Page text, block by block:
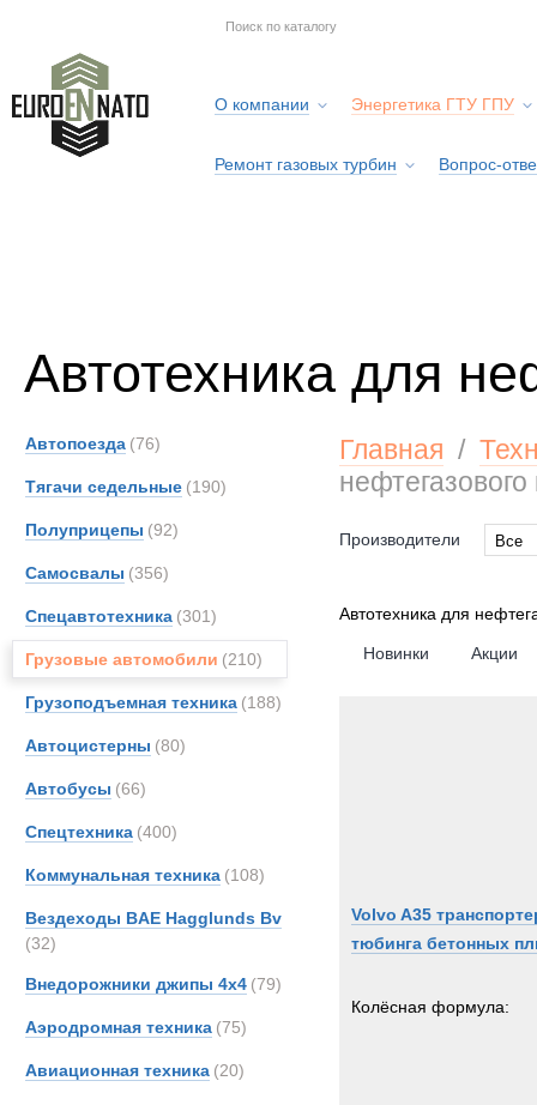
О компании Энергетика ГТУ ГПУ
Ремонт газовых турбин Вопрос-
Автотехника для
Автопоезда (76)
Тягачи седельные (190)
Полуприцепы (92)
Самосвалы (356)
Спецавтотехника (301)
Грузовые автомобили (210)
Грузоподъемная техника (188)
Автоцистерны (80)
Автобусы (66)
Спецтехника (400)
Коммунальная техника (108)
Вездеходы BAE Hagglunds Bv
(32)
Внедорожники джипы 4х4 (79)
Аэродромная техника (75)
Авиационная техника (20)
Главная /
Производители
Все
DAF
Автотехника для
Новинки Акции
Volvo A35
тюбинга бетонных
Колёсная формула: